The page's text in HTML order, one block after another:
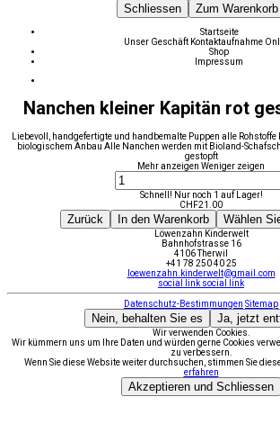
Schliessen Zum Warenkorb
Startseite
Unser Geschäft Kontaktaufnahme
Shop
Impressum
Nanchen kleiner Kapitän rot
Liebevoll, handgefertigte und handbemalte Puppen alle Rohstoffe
biologischem Anbau Alle Nanchen werden mit Bioland-
gestopft
Mehr anzeigen Weniger zeigen
Schnell! Nur noch 1 auf Lager!
CHF21.00
Zurück In den Warenkorb Wählen
Löwenzahn Kinderwelt
Bahnhofstrasse 16
4106 Therwil
+41 78 250 40 25
loewenzahn.kinderwelt@gmail.com
social link social link
Datenschutz-Bestimmungen Sitemap
Nein, behalten Sie es Ja, jetzt
Wir verwenden Cookies.
Wir kümmern uns um Ihre Daten und würden gerne Cookies
zu verbessern.
Wenn Sie diese Website weiter durchsuchen, stimmen Sie
erfahren
Akzeptieren und Schliessen